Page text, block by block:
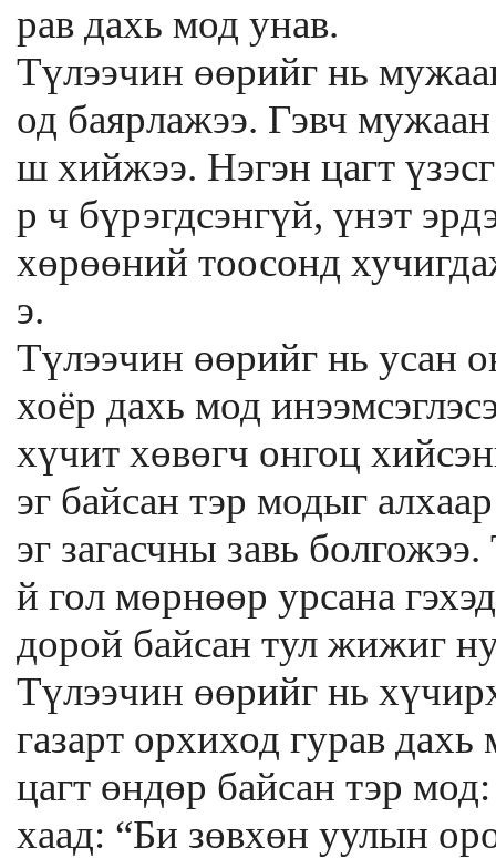
рав дахь мод унав.
Түлээчин өөрийг нь
од баярлажээ. Гэвч
ш хийжээ. Нэгэн цагт
р ч бүрэгдсэнгүй, үнэт
хөрөөний тоосонд
э.
Түлээчин өөрийг нь усан
хоёр дахь мод
хүчит хөвөгч онгоц
эг байсан тэр модыг
эг загасчны завь
й гол мөрнөөр урсана
дорой байсан тул жижиг
Түлээчин өөрийг нь
газарт орхиход гурав
цагт өндөр байсан тэр
хаад: “Би зөвхөн уулын